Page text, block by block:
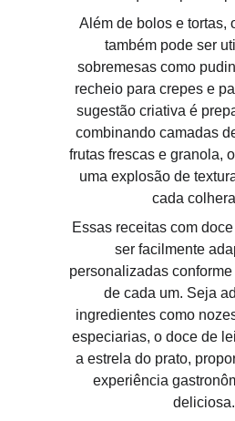
Além de bolos e tortas,
também pode ser
sobremesas como
recheio para crepes e
sugestão criativa é
combinando camadas
frutas frescas e granola,
uma explosão de
cada
Essas receitas com
ser facilmente
personalizadas
de cada um. Seja
ingredientes como
especiarias, o doce de
a estrela do prato,
experiência
deliciosa.